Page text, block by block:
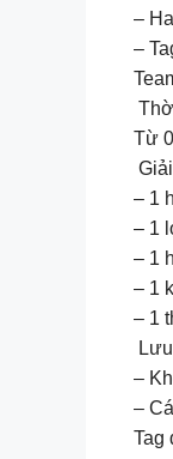
–
–
Từ
– 1
– 1
– 1
– 1
– 1
–
–
Tag